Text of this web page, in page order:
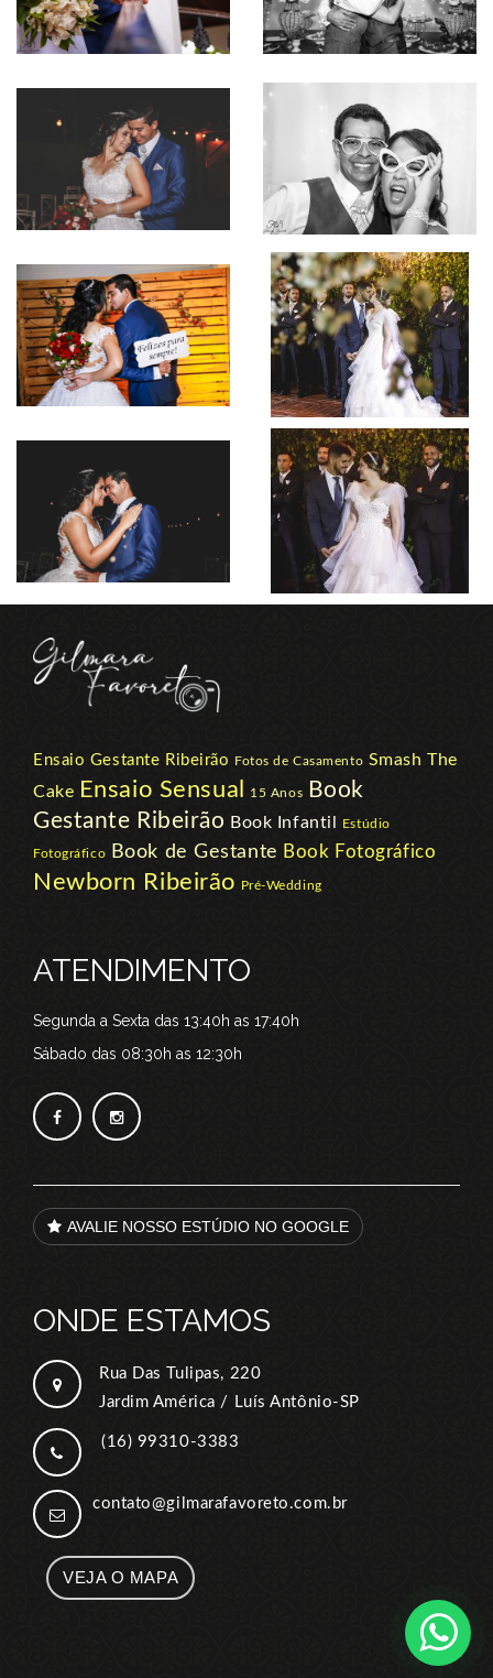
Ensaio Gestante Ribeirão Fotos de Casamento Smash The
Cake Ensaio Sensual 15 Anos
Book
Gestante Ribeirão Book Infantil Estúdio
Fotográfico Book de Gestante Book Fotográfico
Newborn Ribeirão Pré-Wedding
ATENDIMENTO
Segunda a Sexta das 13:40h as 17:40h
Sábado das 08:30h as 12:30h
AVALIE NOSSO ESTÚDIO NO GOOGLE
ONDE ESTAMOS
Rua Das Tulipas, 220
Jardim América / Luís Antônio-SP
(16) 99310-3383
contato@gilmarafavoreto.com.br
VEJA O MAPA